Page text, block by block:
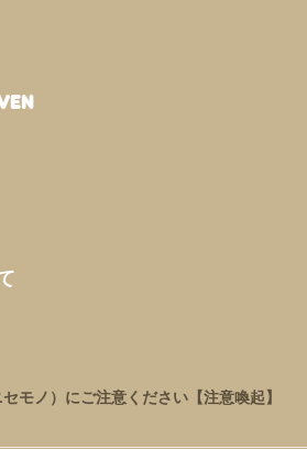
モノ）にご注意ください【注意喚起】